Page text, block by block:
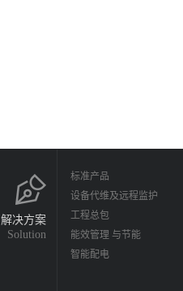
解决方案
Solution
标准产品
设备代维及远程监护
工程总包
能效管理 与节能
智能配电